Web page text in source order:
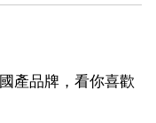
產品牌，看你喜歡